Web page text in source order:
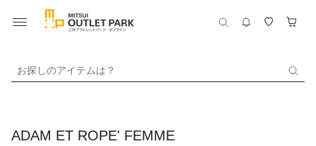
お探しのアイテムは？
ADAM ET ROPE' FEMME